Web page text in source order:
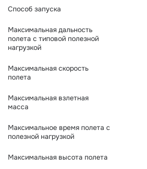
Способ запуска
Максимальная дальность
полета с типовой полезной
нагрузкой
Максимальная скорость
полета
Максимальная взлетная
масса
Максимальное время полета с
полезной нагрузкой
Максимальная высота полета